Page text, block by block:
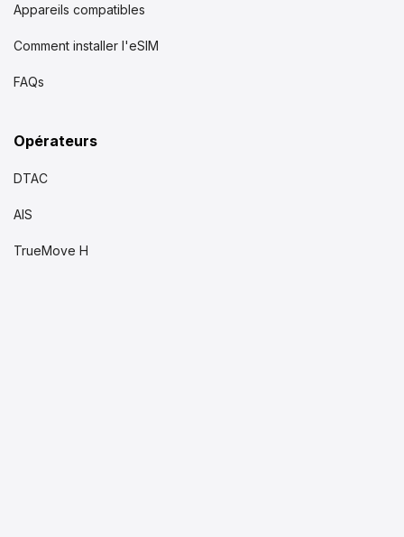
Appareils compatibles
Comment installer l'eSIM
FAQs
Opérateurs
DTAC
AIS
TrueMove H